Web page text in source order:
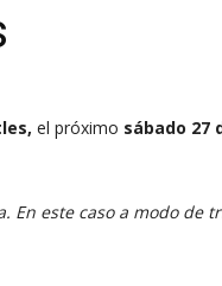
, el próximo sábado 27
este caso a modo de